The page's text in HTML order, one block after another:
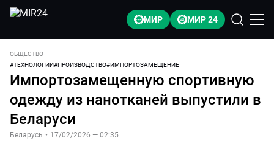
МИР МИР 24
ОБЩЕСТВО
#ТЕХНОЛОГИИ#ПРОИЗВОДСТВО#ИМПОРТОЗАМЕЩЕНИЕ
Импортозамещенную спортивную
одежду из нанотканей выпустили в
Беларуси
Беларусь • 17/02/2026 — 02:35